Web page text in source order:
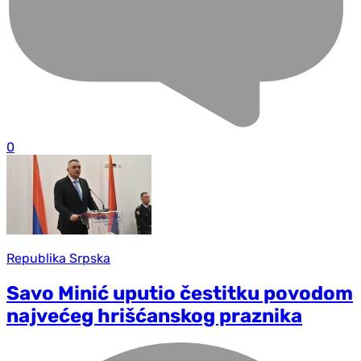
0
Republika Srpska
Savo Minić uputio čestitku povodom
najvećeg hrišćanskog praznika